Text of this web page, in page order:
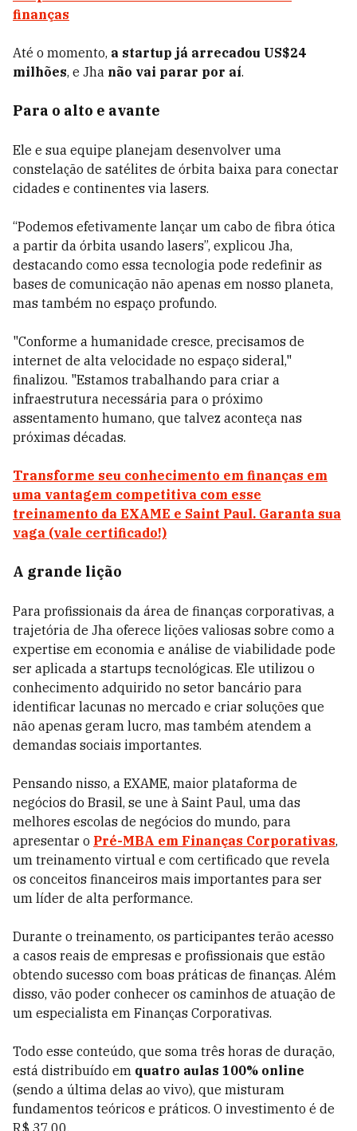
finanças
Até o momento, a startup já arrecadou US$24
milhões, e Jha não vai parar por aí.
Para o alto e avante
Ele e sua equipe planejam desenvolver uma
constelação de satélites de órbita baixa para conectar
cidades e continentes via lasers.
“Podemos efetivamente lançar um cabo de fibra ótica
a partir da órbita usando lasers”, explicou Jha,
destacando como essa tecnologia pode redefinir as
bases de comunicação não apenas em nosso planeta,
mas também no espaço profundo.
"Conforme a humanidade cresce, precisamos de
internet de alta velocidade no espaço sideral,"
finalizou. "Estamos trabalhando para criar a
infraestrutura necessária para o próximo
assentamento humano, que talvez aconteça nas
próximas décadas.
Transforme seu conhecimento em finanças em
uma vantagem competitiva com esse
treinamento da EXAME e Saint Paul. Garanta sua
vaga (vale certificado!)
A grande lição
Para profissionais da área de finanças corporativas, a
trajetória de Jha oferece lições valiosas sobre como a
expertise em economia e análise de viabilidade pode
ser aplicada a startups tecnológicas. Ele utilizou o
conhecimento adquirido no setor bancário para
identificar lacunas no mercado e criar soluções que
não apenas geram lucro, mas também atendem a
demandas sociais importantes.
Pensando nisso, a EXAME, maior plataforma de
negócios do Brasil, se une à Saint Paul, uma das
melhores escolas de negócios do mundo, para
apresentar o Pré-MBA em Finanças Corporativas,
um treinamento virtual e com certificado que revela
os conceitos financeiros mais importantes para ser
um líder de alta performance.
Durante o treinamento, os participantes terão acesso
a casos reais de empresas e profissionais que estão
obtendo sucesso com boas práticas de finanças. Além
disso, vão poder conhecer os caminhos de atuação de
um especialista em Finanças Corporativas.
Todo esse conteúdo, que soma três horas de duração,
está distribuído em quatro aulas 100% online
(sendo a última delas ao vivo), que misturam
fundamentos teóricos e práticos. O investimento é de
R$ 37,00.